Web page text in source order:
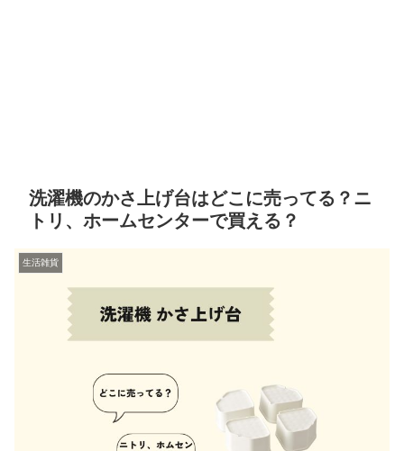
洗濯機のかさ上げ台はどこに売ってる？ニ
トリ、ホームセンターで買える？
生活雑貨